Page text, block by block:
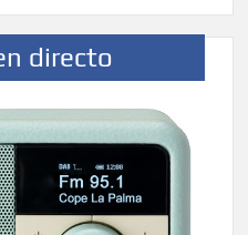
directo